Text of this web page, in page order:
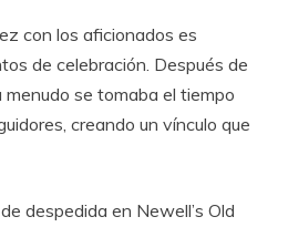
con los aficionados es
de celebración. Después de
menudo se tomaba el tiempo
creando un vínculo que
despedida en Newell’s Old